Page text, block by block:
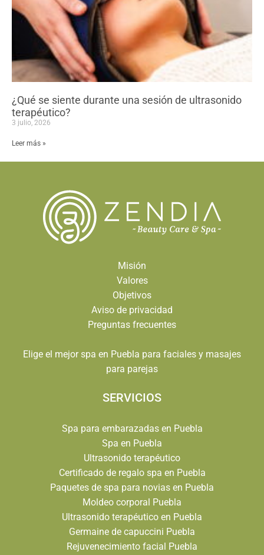
¿Qué se siente durante una sesión de ultrasonido
terapéutico?
3 julio, 2026
Leer más »
Misión
Valores
Objetivos
Aviso de privacidad
Preguntas frecuentes
Elige el mejor spa en Puebla para faciales y masajes
para parejas
SERVICIOS
Spa para embarazadas en Puebla
Spa en Puebla
Ultrasonido terapéutico
Certificado de regalo spa en Puebla
Paquetes de spa para novias en Puebla
Moldeo corporal Puebla
Ultrasonido terapéutico en Puebla
Germaine de capuccini Puebla
Rejuvenecimiento facial Puebla